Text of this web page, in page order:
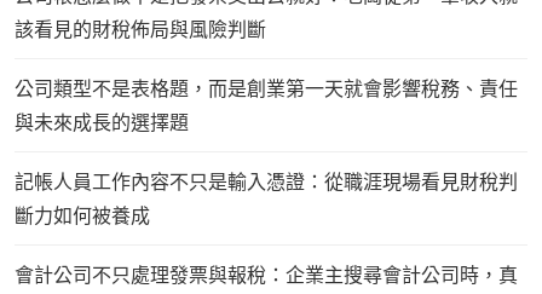
該看見的財稅佈局與風險判斷
公司類型不是表格題，而是創業第一天就會影響稅務、責任
與未來成長的選擇題
記帳人員工作內容不只是輸入憑證：從職涯現場看見財稅判
斷力如何被養成
會計公司不只處理發票與報稅：企業主搜尋會計公司時，真